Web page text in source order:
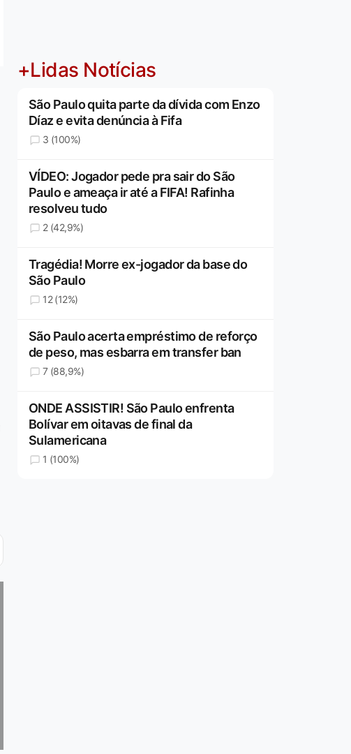
+Lidas Notícias
São Paulo quita parte da dívida com Enzo
Díaz e evita denúncia à Fifa
3 (100%)
VÍDEO: Jogador pede pra sair do São
Paulo e ameaça ir até a FIFA! Rafinha
resolveu tudo
2 (42,9%)
Tragédia! Morre ex-jogador da base do
São Paulo
12 (12%)
São Paulo acerta empréstimo de reforço
de peso, mas esbarra em transfer ban
7 (88,9%)
ONDE ASSISTIR! São Paulo enfrenta
Bolívar em oitavas de final da
Sulamericana
1 (100%)